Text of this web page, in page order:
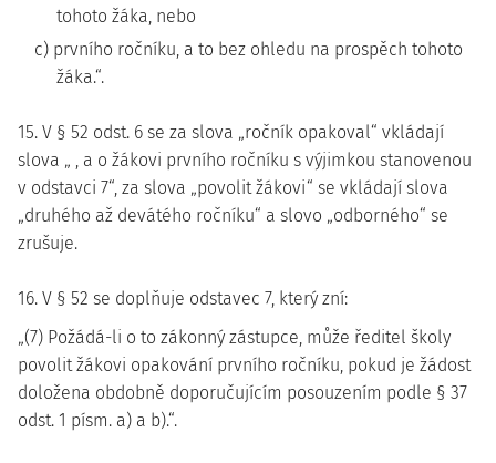
tohoto žáka, nebo
c) prvního ročníku, a to bez ohledu na prospěch tohoto
žáka.“.
15. V § 52 odst. 6 se za slova „ročník opakoval“ vkládají
slova „ , a o žákovi prvního ročníku s výjimkou stanovenou
v odstavci 7“, za slova „povolit žákovi“ se vkládají slova
„druhého až devátého ročníku“ a slovo „odborného“ se
zrušuje.
16. V § 52 se doplňuje odstavec 7, který zní:
„(7) Požádá-li o to zákonný zástupce, může ředitel školy
povolit žákovi opakování prvního ročníku, pokud je žádost
doložena obdobně doporučujícím posouzením podle § 37
odst. 1 písm. a) a b).“.